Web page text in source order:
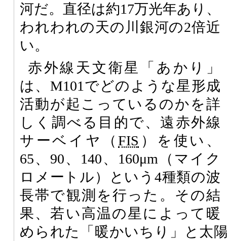
河だ。直径は約17万光年あり、
われわれの天の川銀河の2倍近
い。
赤外線天文衛星「あかり」
は、M101でどのような星形成
活動が起こっているのかを詳
しく調べる目的で、遠赤外線
サーベイヤ（FIS ）を使い、
65、90、140、160μm（マイク
ロメートル）という4種類の波
長帯で観測を行った。その結
果、若い高温の星によって暖
められた「暖かいちり」と太